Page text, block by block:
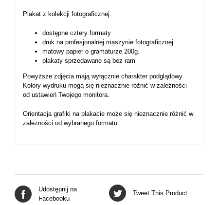
Plakat z kolekcji fotograficznej.
dostępne cztery formaty
druk na profesjonalnej maszynie fotograficznej
matowy papier o gramaturze 200g.
plakaty sprzedawane są bez ram
Powyższe zdjęcia mają wyłącznie charakter podglądowy.
Kolory wydruku mogą się nieznacznie różnić w zależności
od ustawień Twojego monitora.
Orientacja grafiki na plakacie może się nieznacznie różnić w
zależności od wybranego formatu.
Udostępnij na
Facebooku
Tweet This Product